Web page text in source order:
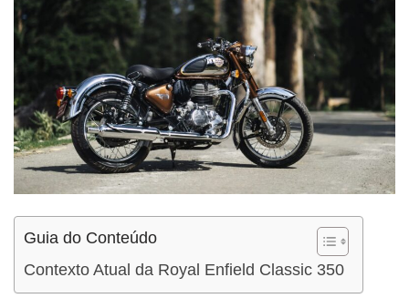
Guia do Conteúdo
Contexto Atual da Royal Enfield Classic 350